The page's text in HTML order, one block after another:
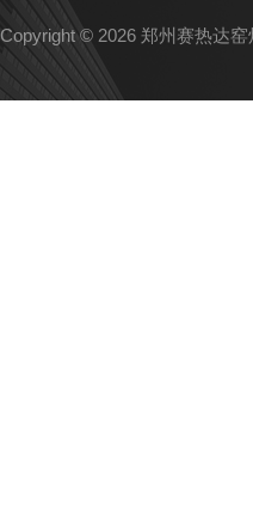
Copyright © 2026 郑州赛热达